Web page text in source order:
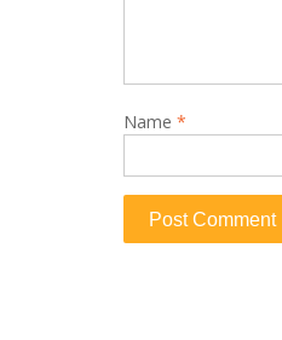
Name *